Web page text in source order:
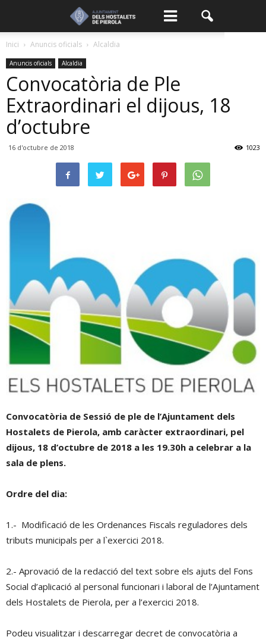
Inici Anuncis oficials Alcaldia
Anuncis oficials Alcaldia
Convocatòria de Ple
Extraordinari el dijous, 18
d’octubre
16 d'octubre de 2018 1023
Convocatòria de Sessió de ple de l’Ajuntament dels
Hostalets de Pierola, amb caràcter extraordinari, pel
dijous, 18 d’octubre de 2018 a les 19.30h a celebrar a la
sala de plens.
Ordre del dia:
1.- Modificació de les Ordenances Fiscals reguladores dels
tributs municipals per a l`exercici 2018.
2.- Aprovació de la redacció del text sobre els ajuts del Fons
Social d’aplicació al personal funcionari i laboral de l’Ajuntament
dels Hostalets de Pierola, per a l’exercici 2018.
Podeu visualitzar i descarregar decret de convocatòria a